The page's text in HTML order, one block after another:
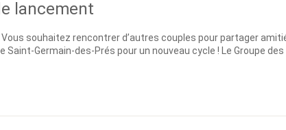
lancement
souhaitez rencontrer d’autres couples pour partager
Germain-des-Prés pour un nouveau cycle ! Le Groupe des